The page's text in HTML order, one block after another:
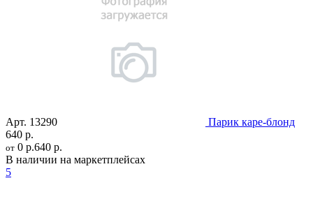
Арт. 13290
Парик каре-блонд
640 р.
от 0 р.640 р.
В наличии на маркетплейсах
5